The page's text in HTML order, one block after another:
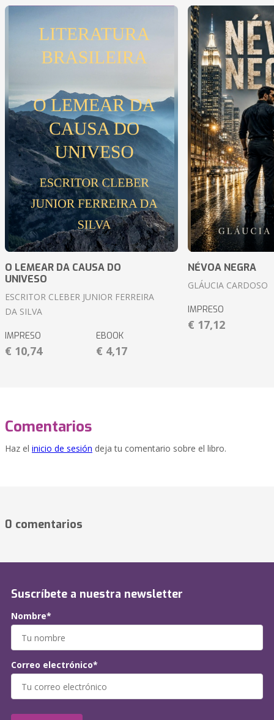
O LEMEAR DA CAUSA DO
UNIVESO
ESCRITOR CLEBER JUNIOR FERREIRA
DA SILVA
IMPRESO
€ 10,74
EBOOK
€ 4,17
NÉVOA NEGRA
GLÁUCIA CARDOSO
IMPRESO
€ 17,12
Comentarios
Haz el inicio de sesión deja tu comentario sobre el libro.
0 comentarios
Suscríbete a nuestra newsletter
Nombre*
Correo electrónico*